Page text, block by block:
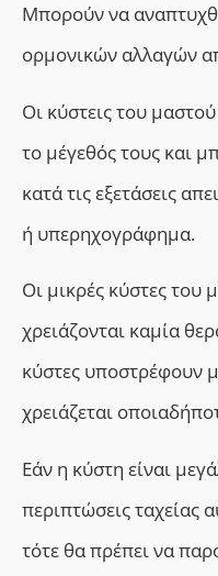
Μπορούν να
ορμονικών αλλαγών
Οι κύστεις του
το μέγεθός τους και
κατά τις εξετάσεις
ή υπερηχογράφημα.
Οι μικρές κύστες του
χρειάζονται καμία
κύστες υποστρέφουν
χρειάζεται
Εάν η κύστη είναι
περιπτώσεις ταχείας
τότε θα πρέπει να